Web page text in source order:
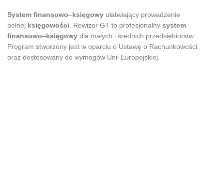
wynosiła:
System finansowo–księgowy ułatwiający prowadzenie
pełnej księgowości . Rewizor GT to profesjonalny system
finansowo–księgowy dla małych i średnich przedsiębiorstw.
Program stworzony jest w oparciu o Ustawę o Rachunkowości
oraz dostosowany do wymogów Unii Europejskiej.